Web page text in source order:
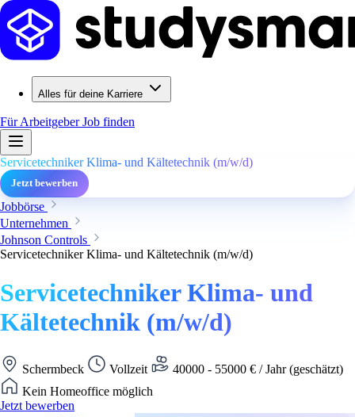
Alles für deine Karriere
Für ArbeitgeberJob finden
Servicetechniker Klima- und Kältetechnik (m/w/d)
Jetzt bewerben
Jobbörse
Unternehmen
Johnson Controls
Servicetechniker Klima- und Kältetechnik (m/w/d)
Servicetechniker Klima- und
Kältetechnik (m/w/d)
Schermbeck Vollzeit
40000 - 55000 € / Jahr (geschätzt)
Kein Homeoffice möglich
Jetzt bewerben